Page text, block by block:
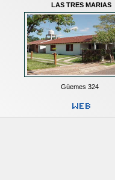
LAS TRES MARIAS
Güemes 324